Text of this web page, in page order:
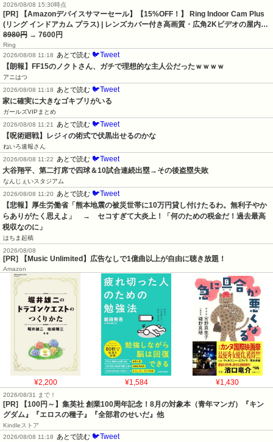
2026/08/08 15:30時点
[PR] 【Amazonデバイスサマーセール】【15%OFF！】 Ring Indoor Cam Plus
(リング インドアカム プラス) | レンズカバー付き高画質・広角2Kビデオの屋内…
8980円 → 7600円
Ring
2026/08/08 11:18
あとで読む 🐦Tweet
【朗報】FF15のノクトさん、ガチで理想的な主人公だったｗｗｗｗ
アニはつ
2026/08/08 11:18
あとで読む 🐦Tweet
家に確実に大きなゴキブリがいる
ガールズVIPまとめ
2026/08/08 11:21
あとで読む 🐦Tweet
【呪術廻戦】レジィの術式で伏黒出せるのかな
ねいろ速報さん
2026/08/08 11:22
あとで読む 🐦Tweet
大谷翔平、第二打席で四球＆10試合連続出塁→その後盗塁失敗
なんじぇいスタジアム
2026/08/08 11:20
あとで読む 🐦Tweet
【悲報】厚生労働省「熊本地震の被災世帯に10万円貸し付けたるわ。無利子やか
らありがたく思えよ」　→　セコすぎて大炎上！「何のための税金だ！過去最高
税収なのに」
はちま起稿
2026/08/08
[PR] 【Music Unlimited】広告なしで1億曲以上が自由に聴き放題！
Amazon
¥2,200 ¥1,584 ¥1,430
2026/08/31 まで！
[PR]
【100円～】集英社 創業100周年記念！8月の対象本（青年マンガ）『キン
グダム』『エロスの種子』『全部君のせいだ』他
Kindleストア
2026/08/08 11:18
あとで読む 🐦Tweet